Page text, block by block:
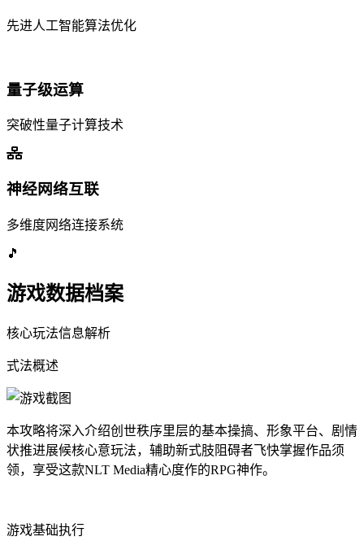
先进人工智能算法优化
量子级运算
突破性量子计算技术
神经网络互联
多维度网络连接系统
🎵
游戏数据档案
核心玩法信息解析
式法概述
本攻略将深入介绍创世秩序里层的基本操搞、形象平台、剧情
状推进展候核心意玩法，辅助新式肢阻碍者飞快掌握作品须
领，享受这款NLT Media精心度作的RPG神作。
游戏基础执行